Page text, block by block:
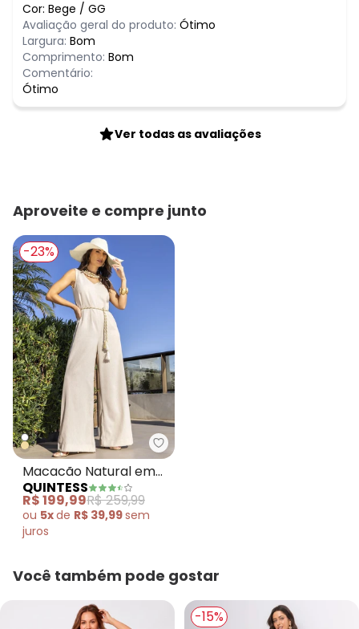
Cor: Bege / GG
Avaliação geral do produto: Ótimo
Largura: Bom
Comprimento: Bom
Comentário:
Ótimo
Ver todas as avaliações
Aproveite e compre junto
-23%
Quintess - Macacão Natural em
Macacão Natural em
Linho
QUINTESS
R$ 199,99R$ 259,99
ou 5xde R$ 39,99sem
juros
Você também pode gostar
-15%